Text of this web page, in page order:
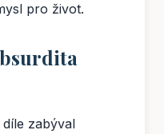
pro život.
zabýval